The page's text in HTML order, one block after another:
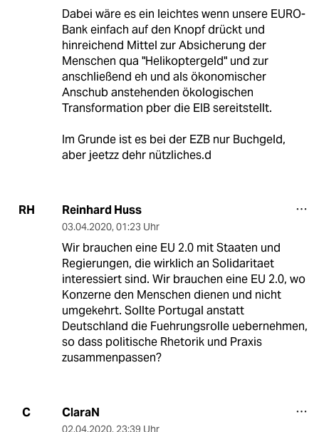
Dabei wäre es ein leichtes wenn unsere EURO-
Bank einfach auf den Knopf drückt und
hinreichend Mittel zur Absicherung der
Menschen qua "Helikoptergeld" und zur
anschließend eh und als ökonomischer
Anschub anstehenden ökologischen
Transformation pber die EIB sereitstellt.
Im Grunde ist es bei der EZB nur Buchgeld,
aber jeetzz dehr nützliches.d
RH Reinhard Huss
03.04.2020, 01:23 Uhr
Wir brauchen eine EU 2.0 mit Staaten und
Regierungen, die wirklich an Solidaritaet
interessiert sind. Wir brauchen eine EU 2.0, wo
Konzerne den Menschen dienen und nicht
umgekehrt. Sollte Portugal anstatt
Deutschland die Fuehrungsrolle uebernehmen,
so dass politische Rhetorik und Praxis
zusammenpassen?
C ClaraN
02.04.2020, 23:39 Uhr